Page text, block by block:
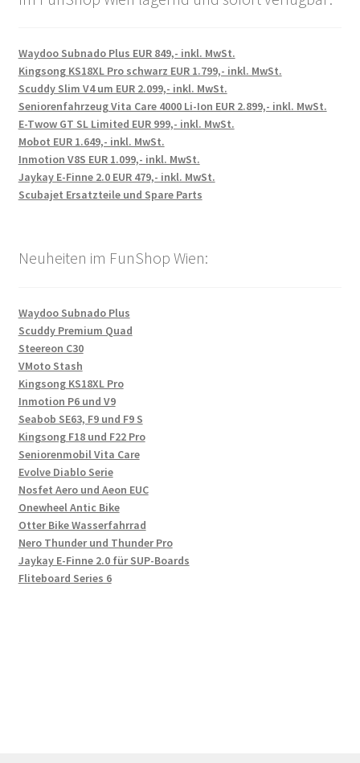
Waydoo Subnado Plus EUR 849,- inkl. MwSt.
Kingsong KS18XL Pro schwarz EUR 1.799,- inkl. MwSt.
Scuddy Slim V4 um EUR 2.099,- inkl. MwSt.
Seniorenfahrzeug Vita Care 4000 Li-Ion EUR 2.899,- inkl. MwSt.
E-Twow GT SL Limited EUR 999,- inkl. MwSt.
Mobot EUR 1.649,- inkl. MwSt.
Inmotion V8S EUR 1.099,- inkl. MwSt.
Jaykay E-Finne 2.0 EUR 479,- inkl. MwSt.
Scubajet Ersatzteile und Spare Parts
Neuheiten im FunShop Wien:
Waydoo Subnado Plus
Scuddy Premium Quad
Steereon C30
VMoto Stash
Kingsong KS18XL Pro
Inmotion P6 und V9
Seabob SE63, F9 und F9 S
Kingsong F18 und F22 Pro
Seniorenmobil Vita Care
Evolve Diablo Serie
Nosfet Aero und Aeon EUC
Onewheel Antic Bike
Otter Bike Wasserfahrrad
Nero Thunder und Thunder Pro
Jaykay E-Finne 2.0 für SUP-Boards
Fliteboard Series 6